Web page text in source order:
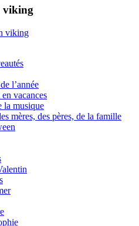
viking
viking
l’année
vacances
la musique
mères, des pères, de la famille